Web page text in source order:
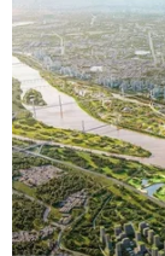
TIN
Thêm dư địa
nghiệp nhỏ và
thuế
09/08/2026 14:15